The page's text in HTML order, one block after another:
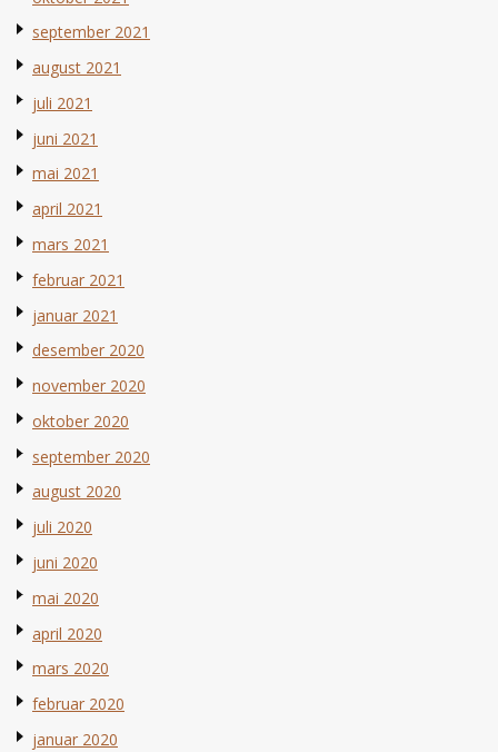
september 2021
august 2021
juli 2021
juni 2021
mai 2021
april 2021
mars 2021
februar 2021
januar 2021
desember 2020
november 2020
oktober 2020
september 2020
august 2020
juli 2020
juni 2020
mai 2020
april 2020
mars 2020
februar 2020
januar 2020